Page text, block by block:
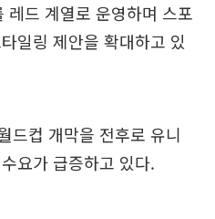
드 계열로 운영하며 스포
일링 제안을 확대하고 있
드컵 개막을 전후로 유니
요가 급증하고 있다.